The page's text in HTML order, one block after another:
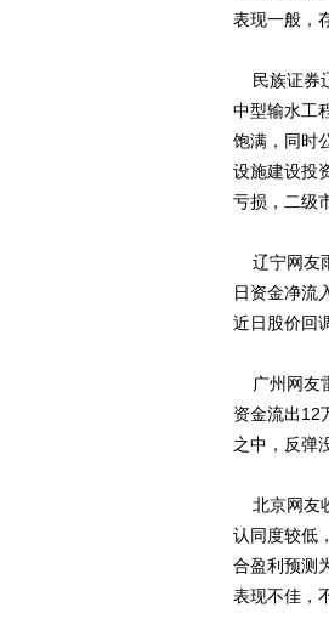
表现一般，
民族证券
中型输水工
饱满，同时
设施建设投
亏损，二级
辽宁网友
日资金净流
近日股价回
广州网友
资金流出12
之中，反弹
北京网友
认同度较低
合盈利预测
表现不佳，